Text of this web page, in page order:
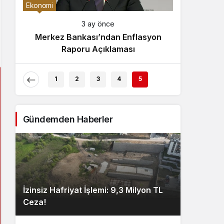
Gece Modu
Gece modunu seçin.
Sistem Modu
Sistem modunu seçin.
Ekonomi
3 ay önce
Merkez Bankası’ndan Enflasyon
Raporu Açıklaması
1 2 3 4 5
Gündemden Haberler
İzinsiz Hafriyat İşlemi: 9,3 Milyon TL
Ceza!